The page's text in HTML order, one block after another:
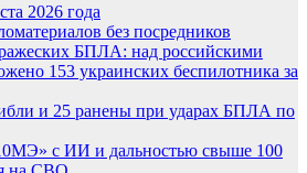
2026 года
без посредников
БПЛА: над российскими
153 украинских беспилотника за
и 25 ранены при ударах БПЛА по
с ИИ и дальностью свыше 100